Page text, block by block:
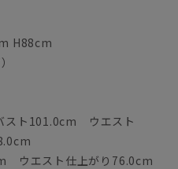
H88cm
スト101.0cm ウエスト
ウエスト仕上がり76.0cm